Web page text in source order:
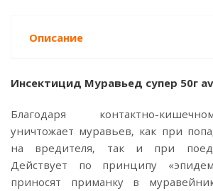
Описание
Инсектицид Муравьед супер 50г
Благодаря контактно-
уничтожает муравьев, как при
на вредителя, так и при
Действует по принципу
приносят приманку в